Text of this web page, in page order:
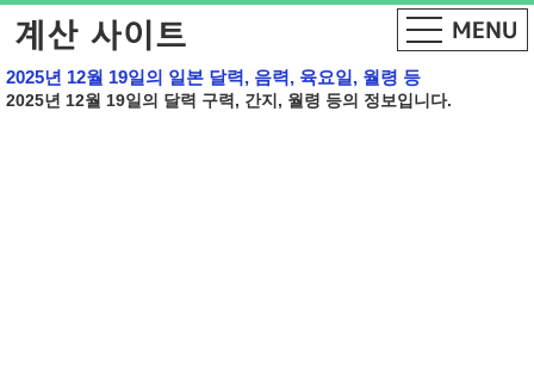
2025년 12월 19일의 일본 달력, 음력, 육요일, 월령 등
2025년 12월 19일의 달력 구력, 간지, 월령 등의 정보입니다.